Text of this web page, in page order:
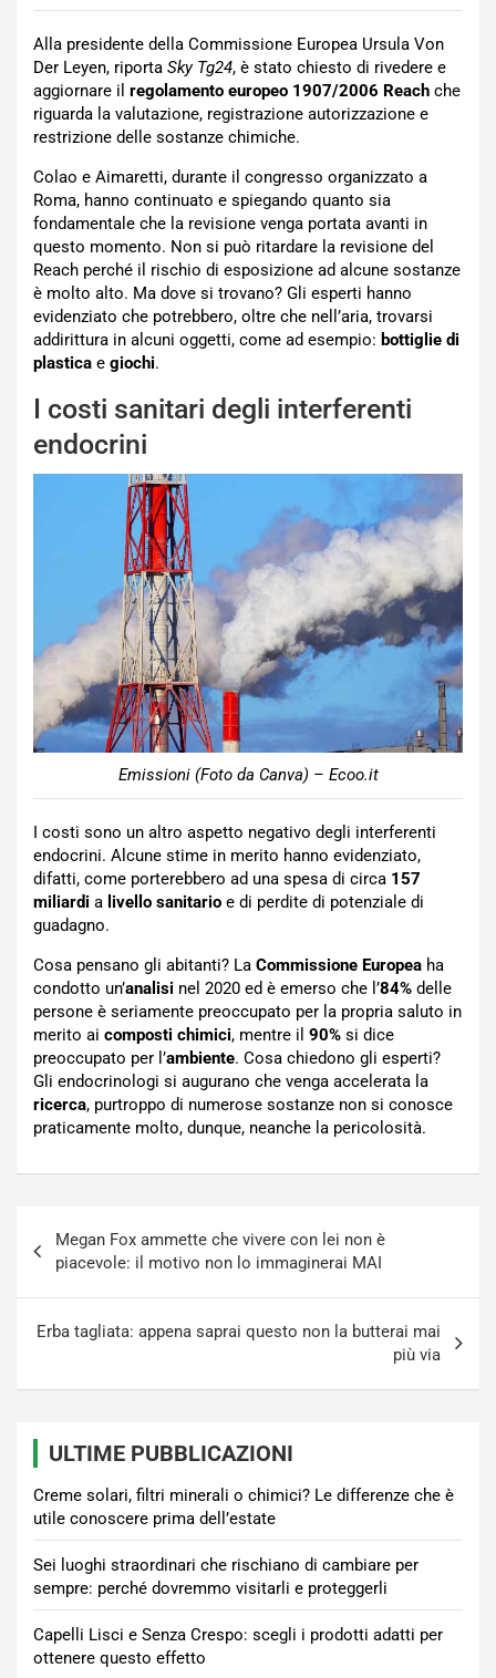
Alla presidente della Commissione Europea Ursula Von
Der Leyen, riporta Sky Tg24, è stato chiesto di rivedere e
aggiornare il regolamento europeo 1907/2006 Reach che
riguarda la valutazione, registrazione autorizzazione e
restrizione delle sostanze chimiche.
Colao e Aimaretti, durante il congresso organizzato a
Roma, hanno continuato e spiegando quanto sia
fondamentale che la revisione venga portata avanti in
questo momento. Non si può ritardare la revisione del
Reach perché il rischio di esposizione ad alcune sostanze
è molto alto. Ma dove si trovano? Gli esperti hanno
evidenziato che potrebbero, oltre che nell’aria, trovarsi
addirittura in alcuni oggetti, come ad esempio: bottiglie di
plastica e giochi.
I costi sanitari degli interferenti
endocrini
Emissioni (Foto da Canva) – Ecoo.it
I costi sono un altro aspetto negativo degli interferenti
endocrini. Alcune stime in merito hanno evidenziato,
difatti, come porterebbero ad una spesa di circa 157
miliardi a livello sanitario e di perdite di potenziale di
guadagno.
Cosa pensano gli abitanti? La Commissione Europea ha
condotto un’analisi nel 2020 ed è emerso che l’84% delle
persone è seriamente preoccupato per la propria saluto in
merito ai composti chimici, mentre il 90% si dice
preoccupato per l’ambiente. Cosa chiedono gli esperti?
Gli endocrinologi si augurano che venga accelerata la
ricerca, purtroppo di numerose sostanze non si conosce
praticamente molto, dunque, neanche la pericolosità.
articoli
Megan Fox ammette che vivere con lei non è
piacevole: il motivo non lo immaginerai MAI
Erba tagliata: appena saprai questo non la butterai mai
più via
ULTIME PUBBLICAZIONI
Creme solari, filtri minerali o chimici? Le differenze che è
utile conoscere prima dell’estate
Sei luoghi straordinari che rischiano di cambiare per
sempre: perché dovremmo visitarli e proteggerli
Capelli Lisci e Senza Crespo: scegli i prodotti adatti per
ottenere questo effetto